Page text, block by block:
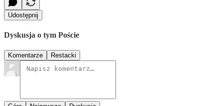
Udostępnij
Dyskusja o tym Poście
Komentarze Restacki